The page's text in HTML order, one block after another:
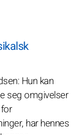
Hun kan
seg omgivelser
har hennes